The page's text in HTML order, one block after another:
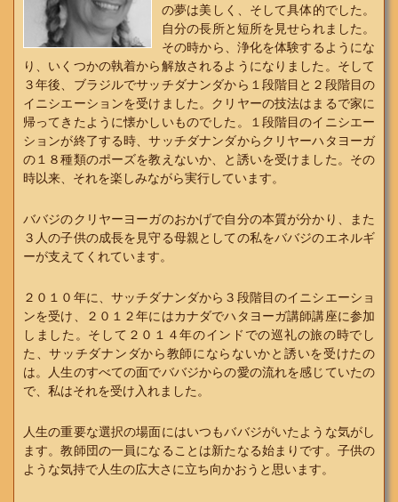
の夢は美しく、そして具体的でした。
自分の長所と短所を見せられました。
その時から、浄化を体験するようにな
り、いくつかの執着から解放されるようになりました。そして
３年後、ブラジルでサッチダナンダから１段階目と２段階目の
イニシエーションを受けました。クリヤーの技法はまるで家に
帰ってきたように懐かしいものでした。１段階目のイニシエー
ションが終了する時、サッチダナンダからクリヤーハタヨーガ
の１８種類のポーズを教えないか、と誘いを受けました。その
時以来、それを楽しみながら実行しています。
ババジのクリヤーヨーガのおかげで自分の本質が分かり、また
３人の子供の成長を見守る母親としての私をババジのエネルギ
ーが支えてくれています。
２０１０年に、サッチダナンダから３段階目のイニシエーショ
ンを受け、２０１２年にはカナダでハタヨーガ講師講座に参加
しました。そして２０１４年のインドでの巡礼の旅の時でし
た、サッチダナンダから教師にならないかと誘いを受けたの
は。人生のすべての面でババジからの愛の流れを感じていたの
で、私はそれを受け入れました。
人生の重要な選択の場面にはいつもババジがいたような気がし
ます。教師団の一員になることは新たなる始まりです。子供の
ような気持で人生の広大さに立ち向かおうと思います。